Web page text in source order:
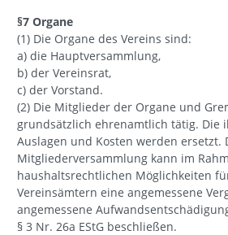
§7 Organe
(1) Die Organe des Vereins sind:
a) die Hauptversammlung,
b) der Vereinsrat,
c) der Vorstand.
(2) Die Mitglieder der Organe und
grundsätzlich ehrenamtlich tätig. Die
Auslagen und Kosten werden ersetzt.
Mitgliederversammlung kann im
haushaltsrechtlichen Möglichkeiten
Vereinsämtern eine angemessene
angemessene
§ 3 Nr. 26a EStG beschließen.